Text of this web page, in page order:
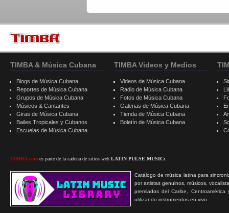
TIMBA & Música Cubana
Blogs de Música Cubana
Reportes de Música Cubana
Grupos de Música Cubana
Músicos & Cantantes
Giras de Música Cubana
Bailes Tropicales y Cubanos
Escuelas de Música Cubana
TIMBA.com es parte de la cadena de sitios web LATIN PULSE MUSIC:
Catálogo de música latina para
por artistas genuinos, músicos,
premiados del Caribe, Centroamérica
utilizando instrumentos en vivo.
TIMBA Videos y Medios
Videos de Música Cubana
Radio de Música Cubana
Fotos de Música Cubana
Galerias de Música Cubana
Tienda de Música Cubana
Boletín de Música Cubana